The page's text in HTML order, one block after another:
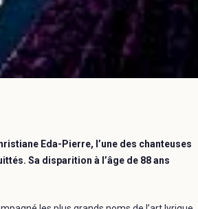
Eda-Pierre, l’une des chanteuses
Sa disparition à l’âge de 88 ans